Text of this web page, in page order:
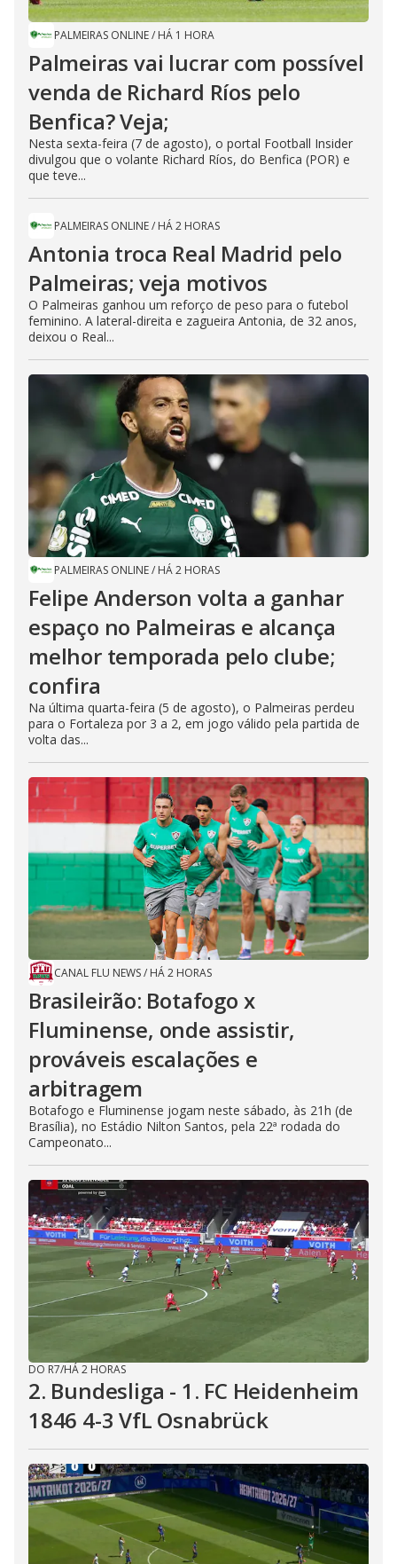
PALMEIRAS ONLINE/ HÁ 1 HORA
Palmeiras vai lucrar com possível
venda de Richard Ríos pelo
Benfica? Veja;
Nesta sexta-feira (7 de agosto), o portal Football Insider
divulgou que o volante Richard Ríos, do Benfica (POR) e
que teve...
PALMEIRAS ONLINE/ HÁ 2 HORAS
Antonia troca Real Madrid pelo
Palmeiras; veja motivos
O Palmeiras ganhou um reforço de peso para o futebol
feminino. A lateral-direita e zagueira Antonia, de 32 anos,
deixou o Real...
PALMEIRAS ONLINE/ HÁ 2 HORAS
Felipe Anderson volta a ganhar
espaço no Palmeiras e alcança
melhor temporada pelo clube;
confira
Na última quarta-feira (5 de agosto), o Palmeiras perdeu
para o Fortaleza por 3 a 2, em jogo válido pela partida de
volta das...
CANAL FLU NEWS/ HÁ 2 HORAS
Brasileirão: Botafogo x
Fluminense, onde assistir,
prováveis escalações e
arbitragem
Botafogo e Fluminense jogam neste sábado, às 21h (de
Brasília), no Estádio Nilton Santos, pela 22ª rodada do
Campeonato...
DO R7/HÁ 2 HORAS
2. Bundesliga - 1. FC Heidenheim
1846 4-3 VfL Osnabrück